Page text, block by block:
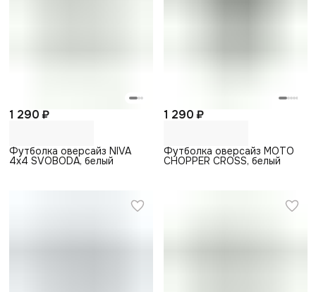
1 290 ₽
Футболка оверсайз NIVA
4x4 SVOBODA, белый
1 290 ₽
Футболка оверсайз MOTO
CHOPPER CROSS, белый